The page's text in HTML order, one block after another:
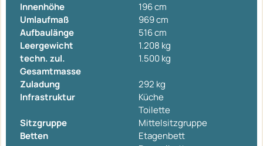
Innenhöhe
196 cm
Umlaufmaß
969 cm
Aufbaulänge
516 cm
Leergewicht
1.208 kg
techn. zul.
Gesamtmasse
1.500 kg
Zuladung
292 kg
Infrastruktur
Küche
Toilette
Sitzgruppe
Mittelsitzgruppe
Betten
Etagenbett